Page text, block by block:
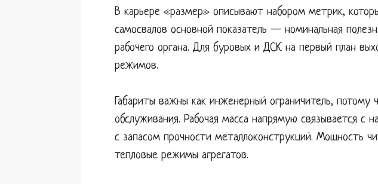
В карьере «размер» описывают набором метрик,
самосвалов основной показатель — номинальная
рабочего органа. Для буровых и ДСК на первый план
режимов.
Габариты важны как инженерный ограничитель,
обслуживания. Рабочая масса напрямую связывается с
с запасом прочности металлоконструкций. Мощность
тепловые режимы агрегатов.